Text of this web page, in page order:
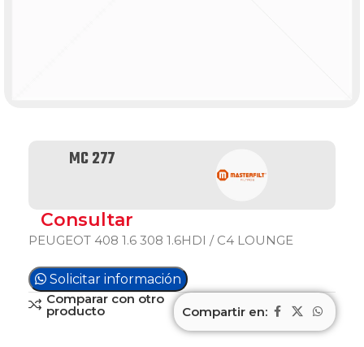
MC 277
Consultar
PEUGEOT 408 1.6 308 1.6HDI / C4 LOUNGE
Solicitar información
Comparar con otro
producto Compartir en: